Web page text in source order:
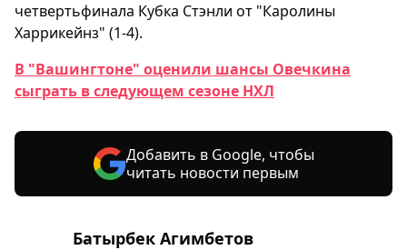
Батырбек Агимбетов
четвертьфинала Кубка Стэнли от "Каролины
Харрикейнз" (1-4).
В "Вашингтоне" оценили шансы Овечкина
сыграть в следующем сезоне НХЛ
Добавить в Google, чтобы
читать новости первым